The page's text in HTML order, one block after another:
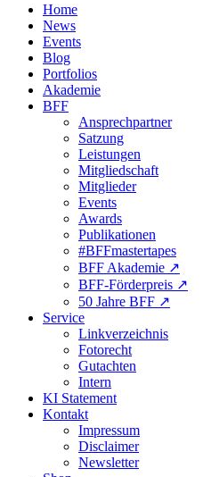
Home
News
Events
Blog
Portfolios
Akademie
BFF
Ansprechpartner
Satzung
Leistungen
Mitgliedschaft
Mitglieder
Events
Awards
Publikationen
#BFFmastertapes
BFF Akademie ↗︎
BFF-Förderpreis ↗︎
50 Jahre BFF ↗︎
Service
Linkverzeichnis
Fotorecht
Gutachten
Intern
KI Statement
Kontakt
Impressum
Disclaimer
Newsletter